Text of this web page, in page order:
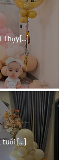
[...]